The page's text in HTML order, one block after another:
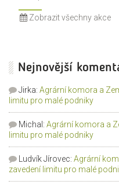
Zobrazit všechny akce
Nejnovější
Jirka: Agrární komora a
limitu pro malé podniky
Michal : Agrární komora a
limitu pro malé podniky
Ludvík Jírovec: Agrární
zavedení limitu pro malé